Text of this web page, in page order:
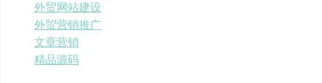
外贸网站建设
外贸营销推广
文章营销
精品源码